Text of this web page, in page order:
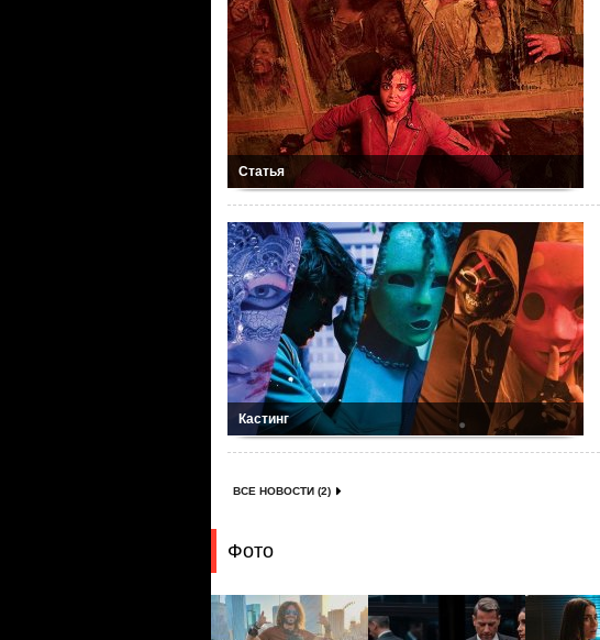
Статья
Кастинг
ВСЕ НОВОСТИ (2)
Фото